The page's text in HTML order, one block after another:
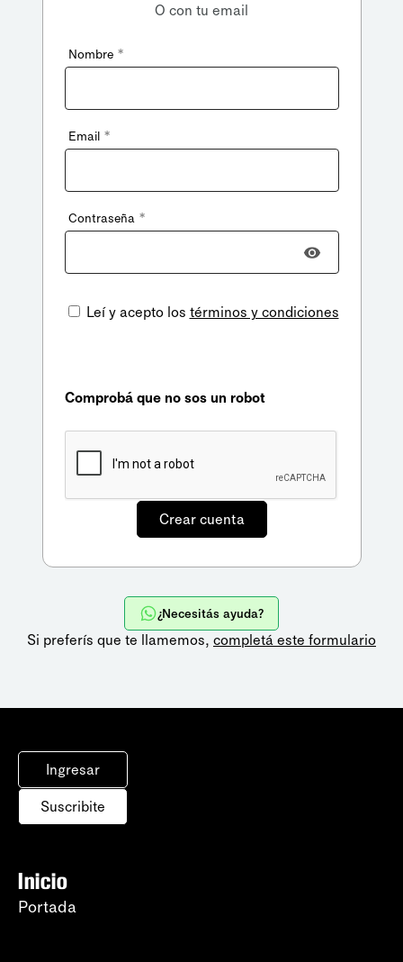
O con tu email
Nombre *
Email *
Contraseña *
Leí y acepto los términos y condiciones
Comprobá que no sos un robot
¿Necesitás ayuda?
Si preferís que te llamemos, completá este formulario
Ingresar
Suscribite
Inicio
Portada